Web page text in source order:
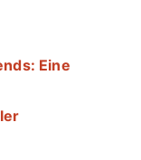
Eine